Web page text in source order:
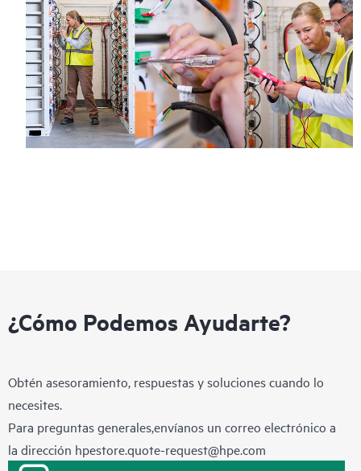
¿Cómo Podemos Ayudarte?
Obtén asesoramiento, respuestas y soluciones cuando lo
necesites.
Para preguntas generales,envíanos un correo electrónico a
la dirección hpestore.quote-request@hpe.com